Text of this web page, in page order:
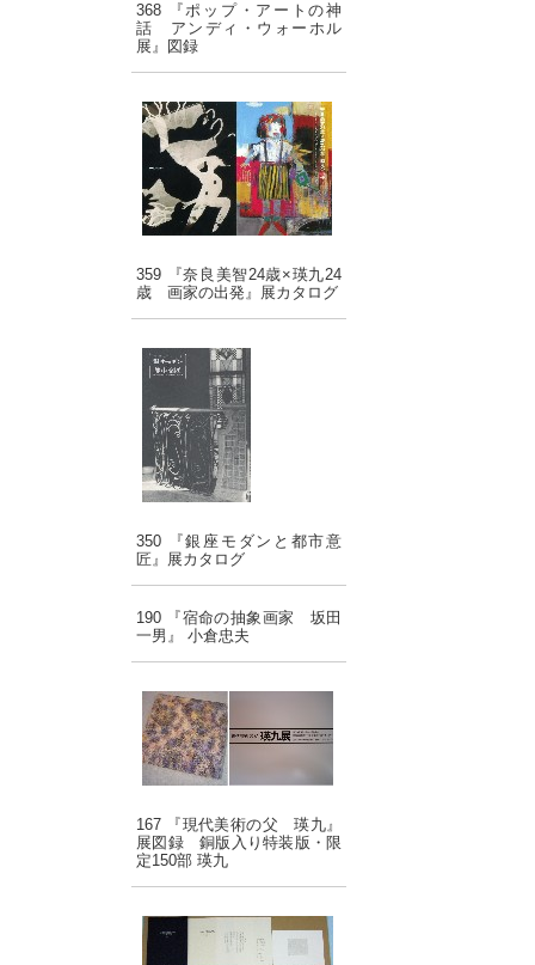
368 『ポップ・アートの神
話 アンディ・ウォーホル
展』図録
359 『奈良美智24歳×瑛九24
歳 画家の出発』展カタログ
350 『銀座モダンと都市意
匠』展カタログ
190 『宿命の抽象画家 坂田
一男』 小倉忠夫
167 『現代美術の父 瑛九』
展図録 銅版入り特装版・限
定150部 瑛九